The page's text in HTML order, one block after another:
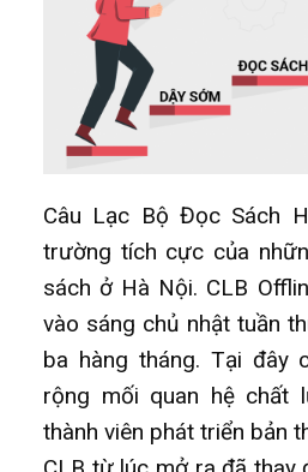
Câu Lạc Bộ Đọc Sách
trường tích cực của
sách ở Hà Nội. CLB
vào sáng chủ nhật tuần
ba hàng tháng. Tại đây
rộng mối quan hệ chất
thành viên phát triển bản